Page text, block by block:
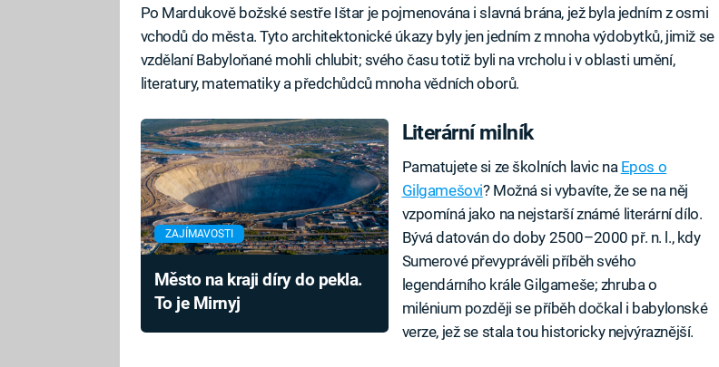
Po Mardukově božské sestře Ištar je pojmenována i slavná brána, jež byla jedním z osmi
vchodů do města. Tyto architektonické úkazy byly jen jedním z mnoha výdobytků, jimiž se
vzdělaní Babyloňané mohli chlubit; svého času totiž byli na vrcholu i v oblasti umění,
literatury, matematiky a předchůdců mnoha vědních oborů.
ZAJÍMAVOSTI
Město na kraji díry do pekla.
To je Mirnyj
Literární milník
Pamatujete si ze školních lavic na Epos o
Gilgamešovi? Možná si vybavíte, že se na něj
vzpomíná jako na nejstarší známé literární dílo.
Bývá datován do doby 2500–2000 př. n. l., kdy
Sumerové převyprávěli příběh svého
legendárního krále Gilgameše; zhruba o
milénium později se příběh dočkal i babylonské
verze, jež se stala tou historicky nejvýraznější.